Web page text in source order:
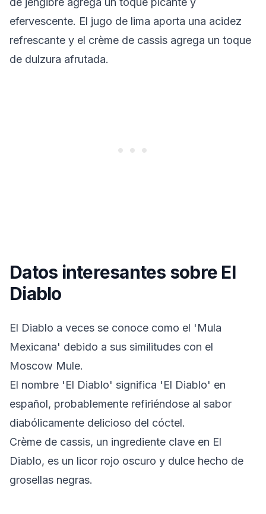
efervescente. El jugo de lima aporta una acidez
refrescante y el crème de cassis agrega un toque
de dulzura afrutada.
Datos interesantes sobre El
Diablo
El Diablo a veces se conoce como el 'Mula
Mexicana' debido a sus similitudes con el
Moscow Mule.
El nombre 'El Diablo' significa 'El Diablo' en
español, probablemente refiriéndose al sabor
diabólicamente delicioso del cóctel.
Crème de cassis, un ingrediente clave en El
Diablo, es un licor rojo oscuro y dulce hecho de
grosellas negras.